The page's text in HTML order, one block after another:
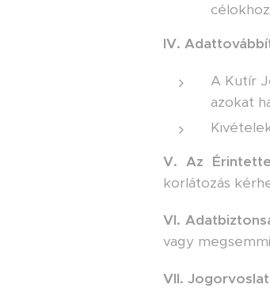
IV.
A Kutír
azokat
V. Az
korlátozás
VI.
vagy
VII.